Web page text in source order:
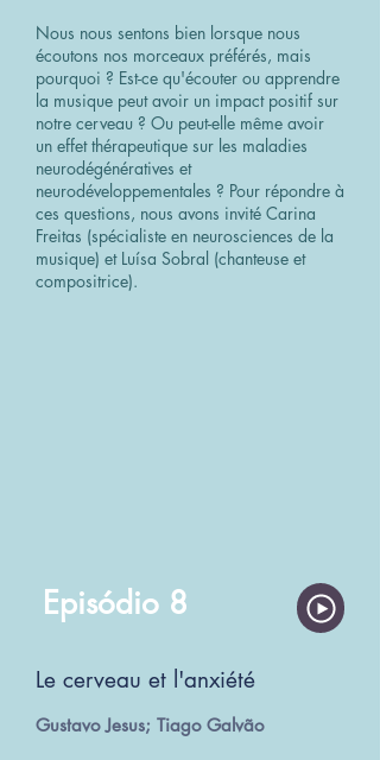
Nous nous sentons bien lorsque nous
écoutons nos morceaux préférés, mais
pourquoi ? Est-ce qu'écouter ou apprendre
la musique peut avoir un impact positif sur
notre cerveau ? Ou peut-elle même avoir
un effet thérapeutique sur les maladies
neurodégénératives et
neurodéveloppementales ? Pour répondre à
ces questions, nous avons invité Carina
Freitas (spécialiste en neurosciences de la
musique) et Luísa Sobral (chanteuse et
compositrice).
Episódio 8
Le cerveau et l'anxiété
Gustavo Jesus; Tiago Galvão